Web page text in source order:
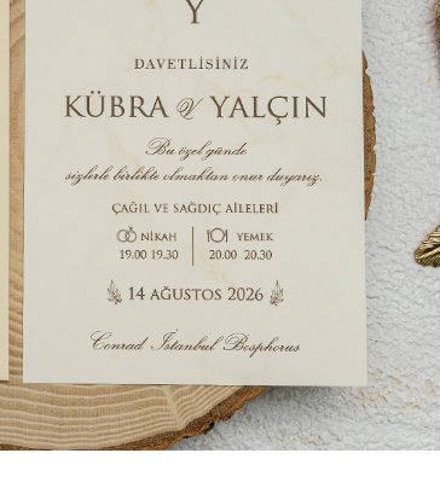
DAVETİYELER
YALDIZ BASKILI DAVETİYELER